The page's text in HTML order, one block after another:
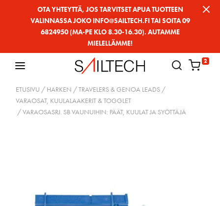
OTA YHTEYTTÄ, JOS TARVITSET APUA TUOTTEEN
VALINNASSA JOKO INFO@SAILTECH.FI TAI SOITA 09
6824950 (MA-PE KLO 8.30-16.30). AUTAMME
MIELELLÄMME!
2
ETUSIVU / HARKEN /TRAVELERS & GENOA LEADS /
VARAOSAT, KUULALAAKERIT & TOGGLET
/ VARAOSASRJ. SB VAUNUIHIN: PÄÄT, KUULAT JA SYÖTTÄJÄ